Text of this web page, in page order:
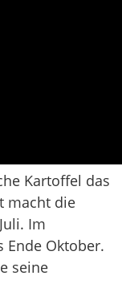
Kartoffel das
macht die
Im
Ende Oktober.
seine